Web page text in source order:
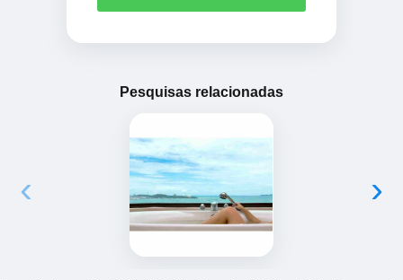
Pesquisas relacionadas
‹ ›